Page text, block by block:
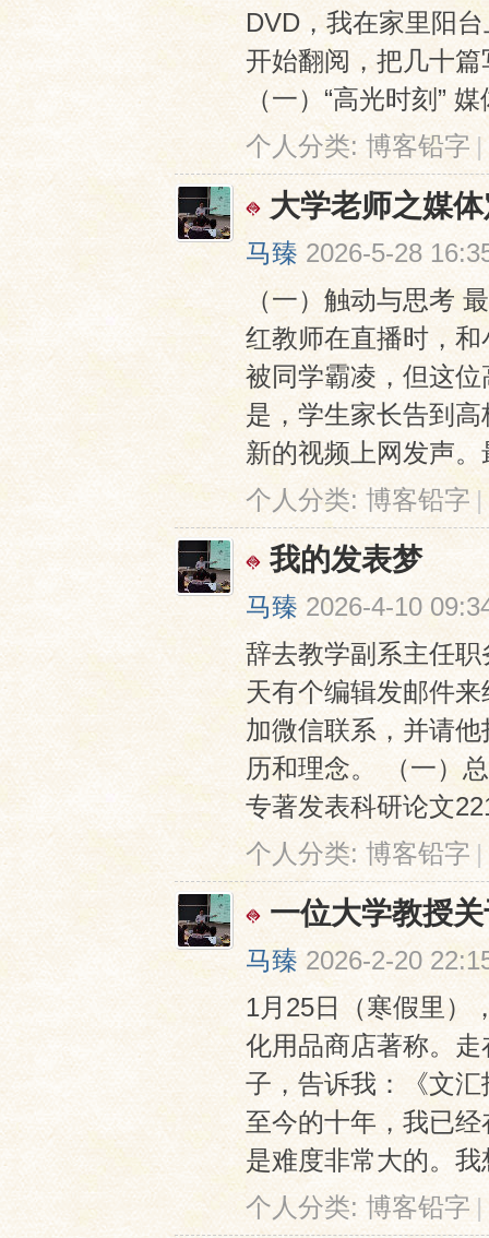
DVD，我在家里阳
开始翻阅，把几十
（一）“高光时刻”
个人分类:博客铅字 |
大学老师之媒
马臻 2026-5-28
（一）触动与思考
红教师在直播时，
被同学霸凌，但这
是，学生家长告到高
新的视频上网发声
个人分类: 博客铅字 |
我的发表梦
马臻 2026-4-10
辞去教学副系主任
天有个编辑发邮件
加微信联系，并请
历和理念。 （一）
专著发表科研论文
个人分类: 博客铅字 |
一位大学教授
马臻 2026-2-20
1月25日（寒假里）
化用品商店著称。
子，告诉我：《文
至今的十年，我已经
是难度非常大的。
个人分类: 博客铅字 |